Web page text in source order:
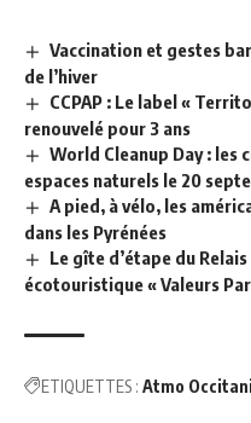
Vaccination et gestes
de l’hiver
CCPAP : Le label «
renouvelé pour 3 ans
World Cleanup Day : les
espaces naturels le 20
A pied, à vélo, les
dans les Pyrénées
Le gîte d’étape du
écotouristique « Valeurs
ETIQUETTES : Atmo